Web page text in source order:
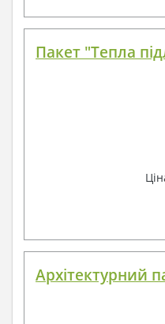
Пакет "Тепла
Архітектурний